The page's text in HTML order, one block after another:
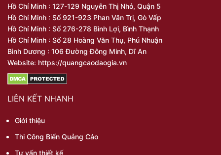
Hồ Chí Minh : 127-129 Nguyễn Thị Nhỏ, Quận 5
Hồ Chí Minh : Số 921-923 Phan Văn Trị, Gò Vấp
Hồ Chí Minh : Số 276-278 Bình Lợi, Bình Thạnh
Hồ Chí Minh : Số 28 Hoàng Văn Thụ, Phú Nhuận
Bình Dương : 106 Đường Đông Minh, Dĩ An
Website: https://quangcaodaogia.vn
LIÊN KẾT NHANH
Giới thiệu
Thi Công Biển Quảng Cáo
Tư vấn thiết kế